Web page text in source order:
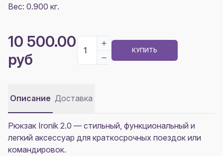
Вес: 0.900 кг.
10 500.00
руб
КУПИТЬ
Описание Доставка
Рюкзак Ironik 2.0 — стильный, функциональный и
легкий аксессуар для краткосрочных поездок или
командировок.